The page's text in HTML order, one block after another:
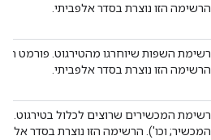
הרשימה הזו נוצרת בסדר אלפביתי.
רשימת השפות שיוחרגו מהטירגוט. פורמט
הרשימה הזו נוצרת בסדר אלפביתי.
רשימת המכשירים שרוצים לכלול
המכשיר; וכו'). הרשימה הזו נוצרת בסדר